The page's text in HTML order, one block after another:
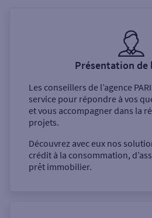
Présentation de
Les conseillers de l’agence
service pour répondre à vos
et vous accompagner dans la
projets.
Découvrez avec eux nos
crédit à la consommation,
prêt immobilier.